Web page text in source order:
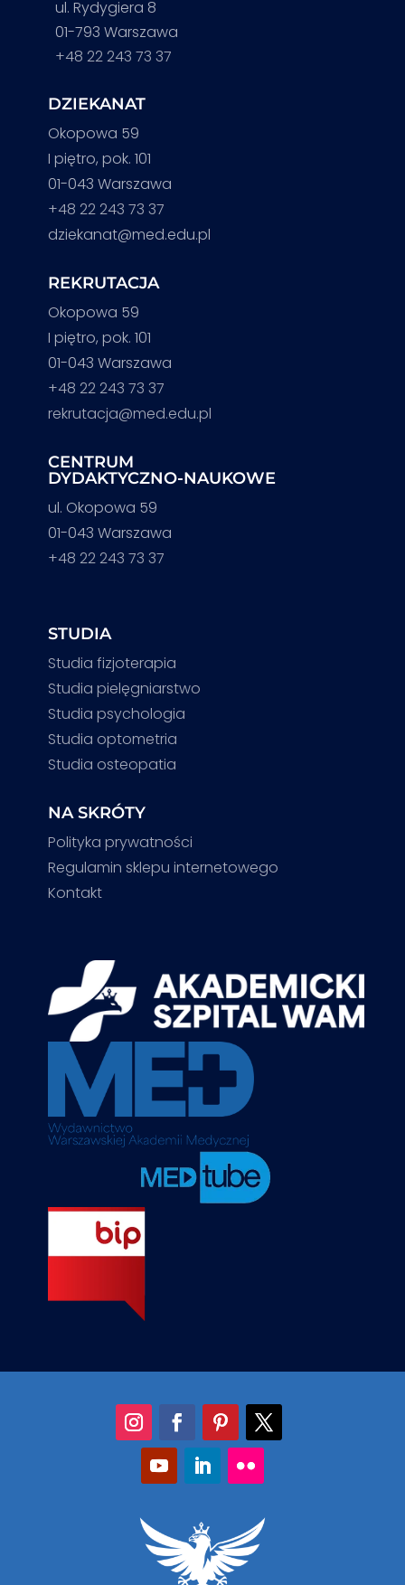
ul. Rydygiera 8
01-793 Warszawa
+48 22 243 73 37
DZIEKANAT
Okopowa 59
I piętro, pok. 101
01-043 Warszawa
+48 22 243 73 37
dziekanat@med.edu.pl
REKRUTACJA
Okopowa 59
I piętro, pok. 101
01-043 Warszawa
+48 22 243 73 37
rekrutacja@med.edu.pl
CENTRUM
DYDAKTYCZNO-NAUKOWE
ul. Okopowa 59
01-043 Warszawa
+48 22 243 73 37
STUDIA
Studia fizjoterapia
Studia pielęgniarstwo
Studia psychologia
Studia optometria
Studia osteopatia
NA SKRÓTY
Polityka prywatności
Regulamin sklepu internetowego
Kontakt